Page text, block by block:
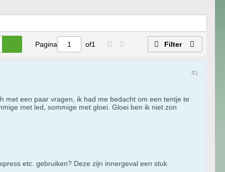
Pagina of1 Filter
#1
met een paar vragen, ik had me bedacht om een tentje te
met led, sommige met gloei. Gloei ben ik niet zon
etc. gebruiken? Deze zijn innergeval een stuk